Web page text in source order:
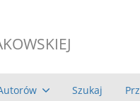
Szukaj